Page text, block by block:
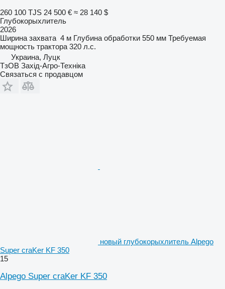
260 100 TJS 24 500 € ≈ 28 140 $
Глубокорыхлитель
2026
Ширина захвата 4 м Глубина обработки 550 мм Требуемая
мощность трактора 320 л.с.
Украина, Луцк
ТзОВ Захід-Агро-Техніка
Связаться с продавцом
новый глубокорыхлитель Alpego
Super craKer KF 350
15
Alpego Super craKer KF 350